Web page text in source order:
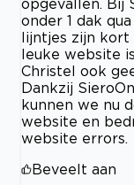
opgevallen. Bij
onder 1 dak
lijntjes zijn kort
leuke website
Christel ook
Dankzij
kunnen we nu
website en
website errors.
Beveelt aan